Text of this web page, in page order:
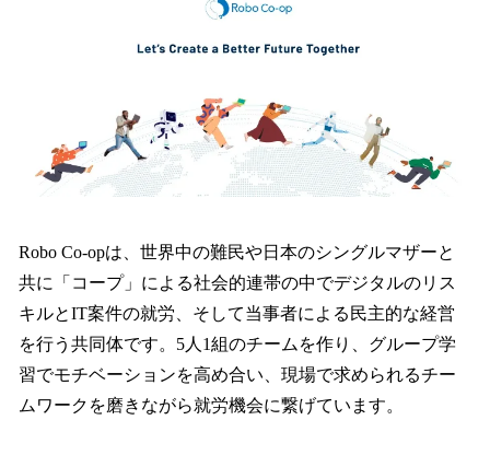
Robo Co-opは、世界中の難民や日本のシングルマザーと
共に「コープ」による社会的連帯の中でデジタルのリス
キルとIT案件の就労、そして当事者による民主的な経営
を行う共同体です。5人1組のチームを作り、グループ学
習でモチベーションを高め合い、現場で求められるチー
ムワークを磨きながら就労機会に繋げています。